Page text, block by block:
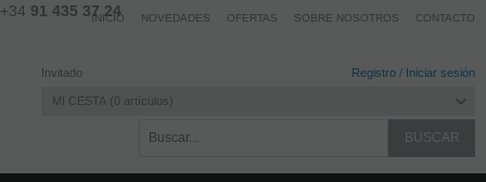
+34 91 435 37 24
Invitado Registro / Iniciar sesión
MI CESTA 0 artículos
INICIO NOVEDADES OFERTAS SOBRE NOSOTROS CONTACTO